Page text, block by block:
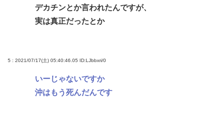
デカチンとか言われたんですが、
実は真正だったとか
5 : 2021/07/17(土) 05:40:46.05 ID:LJbbxri/0
いーじゃないですか
沖はもう死んだんです